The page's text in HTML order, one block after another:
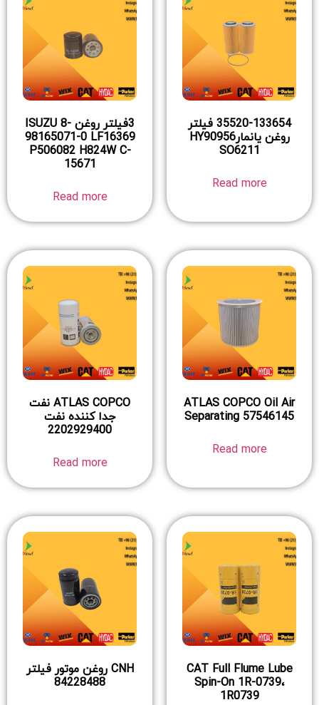
35520-133654 فیلتر
روغن یانمارHY90956
SO6211
Read more
3فیلتر روغن ISUZU 8-
98165071-0 LF16369
P506082 H824W C-
15671
Read more
ATLAS COPCO Oil Air
Separating 57546145
Read more
ATLAS COPCO نفت
جدا کننده نفت
2202929400
Read more
CAT Full Flume Lube
Spin-On 1R-0739،
1R0739
CNH روغن موتور فیلتر
84228488